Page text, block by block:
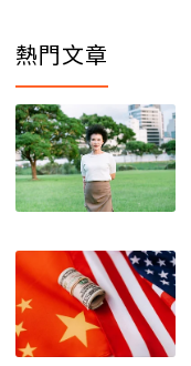
熱門文章